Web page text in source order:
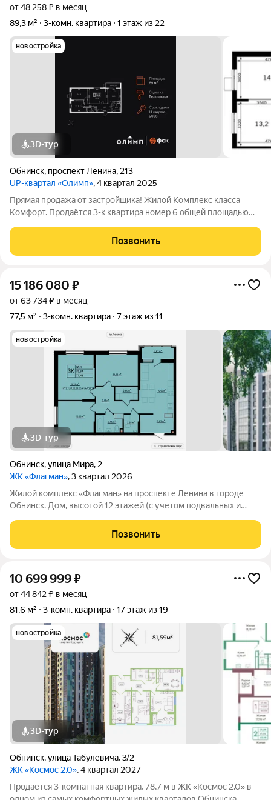
от 48 258 ₽ в месяц
89,3 м²
3-комн. квартира 1 этаж из 22
новостройка
3D-тур
Обнинск, проспект Ленина, 213
UP-квартал «Олимп», 4 квартал 2025
Прямая продажа от застройщика! Жилой Комплекс класса
Комфорт. Продаётся 3-к квартира номер 6 общей площадью
Организуем показ в удобное для вас время! Квартира без
отделки - чистый холст для
Позвонить
15 186 080 ₽
от 63 734 ₽ в месяц
77,5 м²
3-комн. квартира 7 этаж из 11
новостройка
3D-тур
Обнинск,улица Мира, 2
ЖК «Флагман», 3 квартал 2026
Жилой комплекс «Флагман» на проспекте Ленина в городе
Обнинск. Дом, высотой 12 этажей (с учетом подвальных и
современный монолитный железобетонный каркас с
навесным вентилируемым фасадом из
Позвонить
10 699 999₽
от 44 842 ₽ в месяц
81,6 м²
3-комн. квартира 17 этаж из 19
новостройка
3D-тур
Обнинск,улица Табулевича,3/2
ЖК «Космос 2.0», 4 квартал 2027
Продается 3-комнатная квартира, 78,7 м в ЖК «Космос 2.0» в